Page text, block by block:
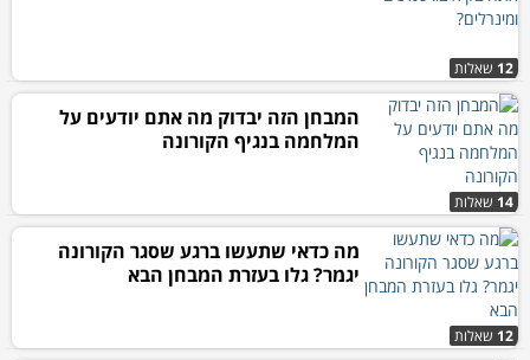
12 שאלות
14 שאלות
המבחן הזה יבדוק מה אתם יודעים על
המלחמה בנגיף הקורונה
12 שאלות
מה כדאי שתעשו ברגע שסגר הקורונה
יגמר? גלו בעזרת המבחן הבא